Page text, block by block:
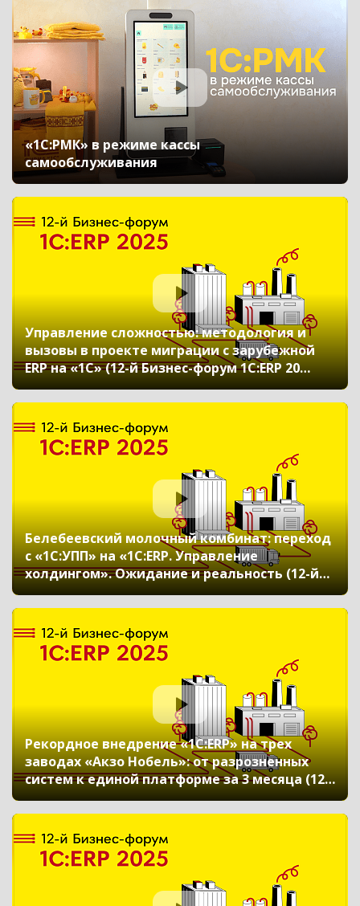
«1С:РМК» в режиме кассы
самообслуживания
Управление сложностью: методология и
вызовы в проекте миграции с зарубежной
ERP на «1С» (12-й Бизнес-форум 1С:ERP 20
ноября 2025 г., Динабург Павел, Лесман
Екатерина, ООО «Бионорика»)
Белебеевский молочный комбинат: переход
с «1С:УПП» на «1С:ERP. Управление
холдингом». Ожидание и реальность (12-й
Бизнес-форум 1С:ERP 20 ноября 2025 г., Камко
Алексей, ООО «Белебеевский молочный
комбинат»)
Рекордное внедрение «1С:ERP» на трех
заводах «Акзо Нобель»: от разрозненных
систем к единой платформе за 3 месяца (12-
й Бизнес-форум 1С:ERP 20 ноября 2025 г.,
Молотков Сергей, ООО «Акзо Нобель
Лакокраска»)